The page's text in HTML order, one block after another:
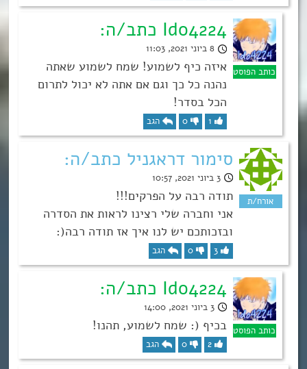
Ido4224 כתב/ה:
8 ביוני 2021, 11:03
איזה כיף לשמוע! שמח לשמוע שאתה
נהנה כל כך וגם אם אתה לא יכול לתרום
הכל בסדר!
1
0 הגב
סימור דראגניל כתב/ה:
3 ביוני 2021, 10:57
תודה רבה על הפרקים!!!
אני וחברה שלי רצינו לראות את הסדרה
ובזכותכם יש לנו איך אז תודה רבה(:
3
0 הגב
Ido4224 כתב/ה:
3 ביוני 2021, 14:00
בכיף (: שמח לשמוע, תהנו!
2
0 הגב